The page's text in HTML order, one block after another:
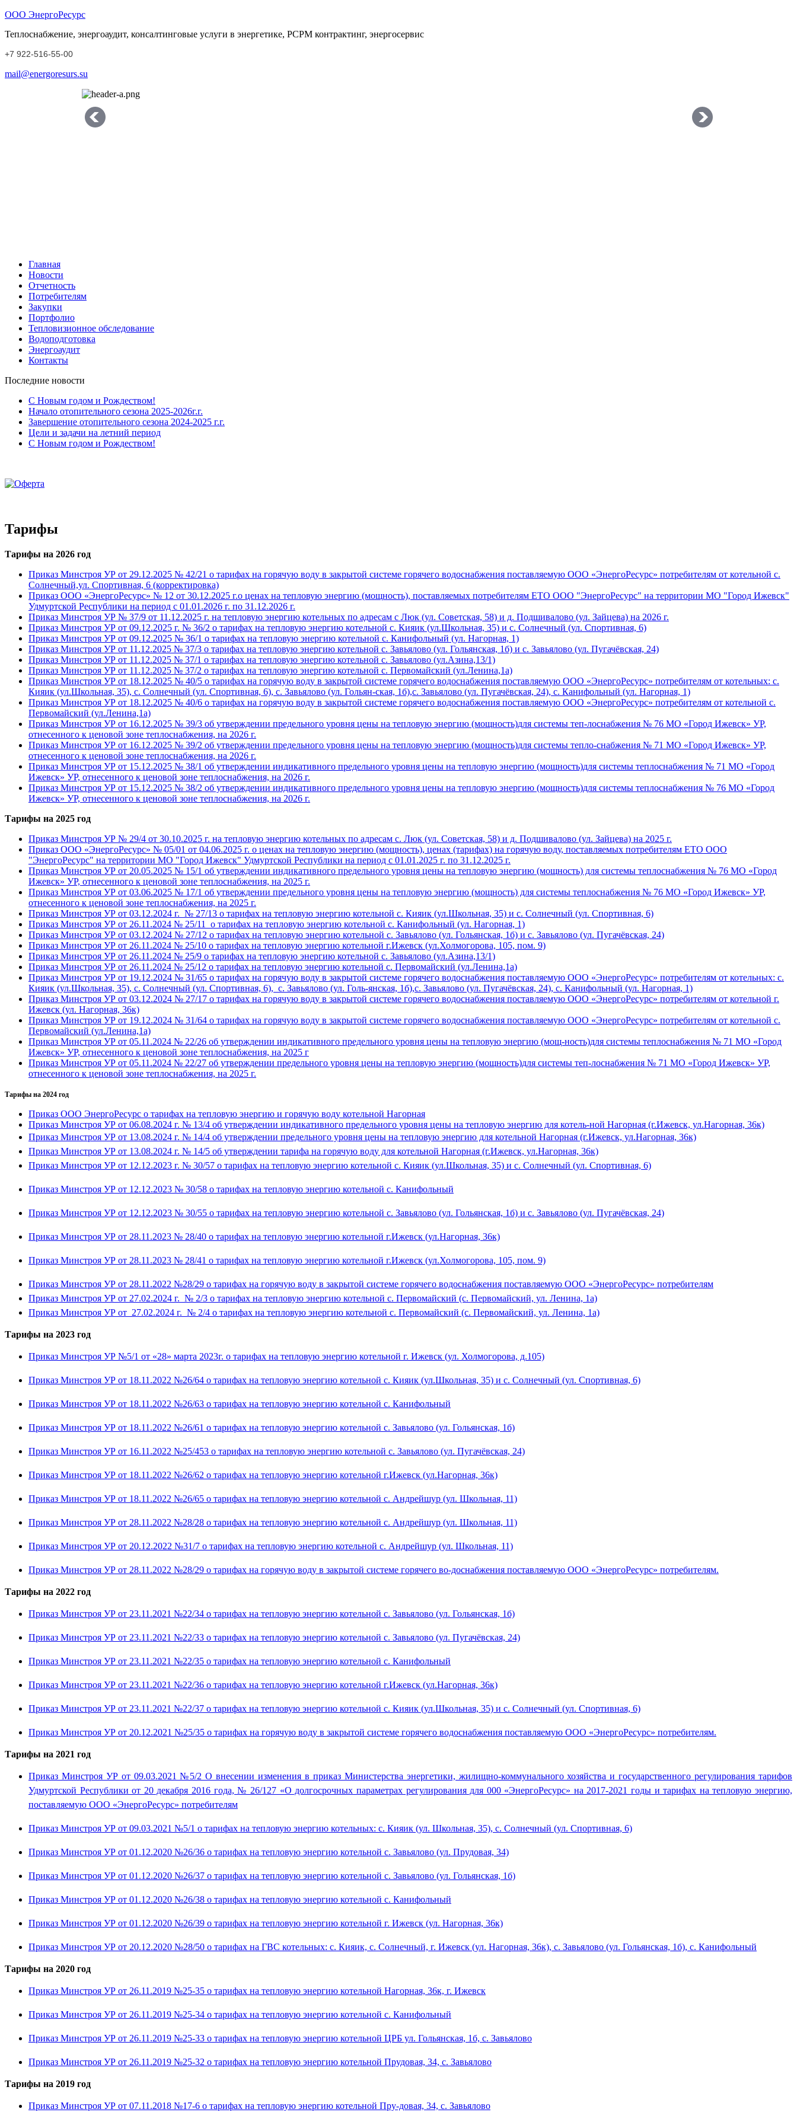
ООО ЭнергоРесурс
Теплоснабжение, энергоаудит, консалтинговые услуги в энергетике, РСРМ контрактинг, энергосервис
+7 922-516-55-00
mail@energoresurs.su
Главная
Новости
Отчетность
Потребителям
Закупки
Портфолио
Тепловизионное обследование
Водоподготовка
Энергоаудит
Контакты
Последние новости
С Новым годом и Рождеством!
Начало отопительного сезона 2025-2026г.г.
Завершение отопительного сезона 2024-2025 г.г.
Цели и задачи на летний период
С Новым годом и Рождеством!
Тарифы
Тарифы на 2026 год
Приказ Минстроя УР от 29.12.2025 № 42/21 о тарифах на горячую воду в закрытой системе горячего водоснабжения поставляемую ООО «ЭнергоРесурс» потребителям от котельной с.
Солнечный,ул. Спортивная, 6 (корректировка)
Приказ ООО «ЭнергоРесурс» № 12 от 30.12.2025 г.о ценах на тепловую энергию (мощность), поставляемых потребителям ЕТО ООО "ЭнергоРесурс" на территории МО "Город Ижевск"
Удмуртской Республики на период с 01.01.2026 г. по 31.12.2026 г.
Приказ Минстроя УР № 37/9 от 11.12.2025 г. на тепловую энергию котельных по адресам с Люк (ул. Советская, 58) и д. Подшивалово (ул. Зайцева) на 2026 г.
Приказ Минстроя УР от 09.12.2025 г. № 36/2 о тарифах на тепловую энергию котельной с. Кияик (ул.Школьная, 35) и с. Солнечный (ул. Спортивная, 6)
Приказ Минстроя УР от 09.12.2025 № 36/1 о тарифах на тепловую энергию котельной с. Канифольный (ул. Нагорная, 1)
Приказ Минстроя УР от 11.12.2025 № 37/3 о тарифах на тепловую энергию котельной с. Завьялово (ул. Гольянская, 1б) и с. Завьялово (ул. Пугачёвская, 24)
Приказ Минстроя УР от 11.12.2025 № 37/1 о тарифах на тепловую энергию котельной с. Завьялово (ул.Азина,13/1)
Приказ Минстроя УР от 11.12.2025 № 37/2 о тарифах на тепловую энергию котельной с. Первомайский (ул.Ленина,1а)
Приказ Минстроя УР от 18.12.2025 № 40/5 о тарифах на горячую воду в закрытой системе горячего водоснабжения поставляемую ООО «ЭнергоРесурс» потребителям от котельных: с.
Кияик (ул.Школьная, 35), с. Солнечный (ул. Спортивная, 6), с. Завьялово (ул. Гольян-ская, 1б),с. Завьялово (ул. Пугачёвская, 24), с. Канифольный (ул. Нагорная, 1)
Приказ Минстроя УР от 18.12.2025 № 40/6 о тарифах на горячую воду в закрытой системе горячего водоснабжения поставляемую ООО «ЭнергоРесурс» потребителям от котельной с.
Первомайский (ул.Ленина,1а)
Приказ Минстроя УР от 16.12.2025 № 39/3 об утверждении предельного уровня цены на тепловую энергию (мощность)для системы теп-лоснабжения № 76 МО «Город Ижевск» УР,
отнесенного к ценовой зоне теплоснабжения, на 2026 г.
Приказ Минстроя УР от 16.12.2025 № 39/2 об утверждении предельного уровня цены на тепловую энергию (мощность)для системы тепло-снабжения № 71 МО «Город Ижевск» УР,
отнесенного к ценовой зоне теплоснабжения, на 2026 г.
Приказ Минстроя УР от 15.12.2025 № 38/1 об утверждении индикативного предельного уровня цены на тепловую энергию (мощность)для системы теплоснабжения № 71 МО «Город
Ижевск» УР, отнесенного к ценовой зоне теплоснабжения, на 2026 г.
Приказ Минстроя УР от 15.12.2025 № 38/2 об утверждении индикативного предельного уровня цены на тепловую энергию (мощность)для системы теплоснабжения № 76 МО «Город
Ижевск» УР, отнесенного к ценовой зоне теплоснабжения, на 2026 г.
Тарифы на 2025 год
Приказ Минстроя УР № 29/4 от 30.10.2025 г. на тепловую энергию котельных по адресам с. Люк (ул. Советская, 58) и д. Подшивалово (ул. Зайцева) на 2025 г.
Приказ ООО «ЭнергоРесурс» № 05/01 от 04.06.2025 г. о ценах на тепловую энергию (мощность), ценах (тарифах) на горячую воду, поставляемых потребителям ЕТО ООО
"ЭнергоРесурс" на территории МО "Город Ижевск" Удмуртской Республики на период с 01.01.2025 г. по 31.12.2025 г.
Приказ Минстроя УР от 20.05.2025 № 15/1 об утверждении индикативного предельного уровня цены на тепловую энергию (мощность) для системы теплоснабжения № 76 МО «Город
Ижевск» УР, отнесенного к ценовой зоне теплоснабжения, на 2025 г.
Приказ Минстроя УР от 03.06.2025 № 17/1 об утверждении предельного уровня цены на тепловую энергию (мощность) для системы теплоснабжения № 76 МО «Город Ижевск» УР,
отнесенного к ценовой зоне теплоснабжения, на 2025 г.
Приказ Минстроя УР от 03.12.2024 г. № 27/13 о тарифах на тепловую энергию котельной с. Кияик (ул.Школьная, 35) и с. Солнечный (ул. Спортивная, 6)
Приказ Минстроя УР от 26.11.2024 № 25/11 о тарифах на тепловую энергию котельной с. Канифольный (ул. Нагорная, 1)
Приказ Минстроя УР от 03.12.2024 № 27/12 о тарифах на тепловую энергию котельной с. Завьялово (ул. Гольянская, 1б) и с. Завьялово (ул. Пугачёвская, 24)
Приказ Минстроя УР от 26.11.2024 № 25/10 о тарифах на тепловую энергию котельной г.Ижевск (ул.Холмогорова, 105, пом. 9)
Приказ Минстроя УР от 26.11.2024 № 25/9 о тарифах на тепловую энергию котельной с. Завьялово (ул.Азина,13/1)
Приказ Минстроя УР от 26.11.2024 № 25/12 о тарифах на тепловую энергию котельной с. Первомайский (ул.Ленина,1а)
Приказ Минстроя УР от 19.12.2024 № 31/65 о тарифах на горячую воду в закрытой системе горячего водоснабжения поставляемую ООО «ЭнергоРесурс» потребителям от котельных: с.
Кияик (ул.Школьная, 35), с. Солнечный (ул. Спортивная, 6), с. Завьялово (ул. Голь-янская, 1б),с. Завьялово (ул. Пугачёвская, 24), с. Канифольный (ул. Нагорная, 1)
Приказ Минстроя УР от 03.12.2024 № 27/17 о тарифах на горячую воду в закрытой системе горячего водоснабжения поставляемую ООО «ЭнергоРесурс» потребителям от котельной г.
Ижевск (ул. Нагорная, 36к)
Приказ Минстроя УР от 19.12.2024 № 31/64 о тарифах на горячую воду в закрытой системе горячего водоснабжения поставляемую ООО «ЭнергоРесурс» потребителям от котельной с.
Первомайский (ул.Ленина,1а)
Приказ Минстроя УР от 05.11.2024 № 22/26 об утверждении индикативного предельного уровня цены на тепловую энергию (мощ-ность)для системы теплоснабжения № 71 МО «Город
Ижевск» УР, отнесенного к ценовой зоне теплоснабжения, на 2025 г
Приказ Минстроя УР от 05.11.2024 № 22/27 об утверждении предельного уровня цены на тепловую энергию (мощность)для системы теп-лоснабжения № 71 МО «Город Ижевск» УР,
отнесенного к ценовой зоне теплоснабжения, на 2025 г.
Тарифы на 2024 год
Приказ ООО ЭнергоРесурс о тарифах на тепловую энергию и горячую воду котельной Нагорная
Приказ Минстроя УР от 06.08.2024 г. № 13/4 об утверждении индикативного предельного уровня цены на тепловую энергию для котель-ной Нагорная (г.Ижевск, ул.Нагорная, 36к)
Приказ Минстроя УР от 13.08.2024 г. № 14/4 об утверждении предельного уровня цены на тепловую энергию для котельной Нагорная (г.Ижевск, ул.Нагорная, 36к)
Приказ Минстроя УР от 13.08.2024 г. № 14/5 об утверждении тарифа на горячую воду для котельной Нагорная (г.Ижевск, ул.Нагорная, 36к)
Приказ Минстроя УР от 12.12.2023 г. № 30/57 о тарифах на тепловую энергию котельной с. Кияик (ул.Школьная, 35) и с. Солнечный (ул. Спортивная, 6)
Приказ Минстроя УР от 12.12.2023 № 30/58 о тарифах на тепловую энергию котельной с. Канифольный
Приказ Минстроя УР от 12.12.2023 № 30/55 о тарифах на тепловую энергию котельной с. Завьялово (ул. Гольянская, 1б) и с. Завьялово (ул. Пугачёвская, 24)
Приказ Минстроя УР от 28.11.2023 № 28/40 о тарифах на тепловую энергию котельной г.Ижевск (ул.Нагорная, 36к)
Приказ Минстроя УР от 28.11.2023 № 28/41 о тарифах на тепловую энергию котельной г.Ижевск (ул.Холмогорова, 105, пом. 9)
Приказ Минстроя УР от 28.11.2022 №28/29 о тарифах на горячую воду в закрытой системе горячего водоснабжения поставляемую ООО «ЭнергоРесурс» потребителям
Приказ Минстроя УР от 27.02.2024 г. № 2/3 о тарифах на тепловую энергию котельной с. Первомайский (с. Первомайский, ул. Ленина, 1а)
Приказ Минстроя УР от 27.02.2024 г. № 2/4 о тарифах на тепловую энергию котельной с. Первомайский (с. Первомайский, ул. Ленина, 1а)
Тарифы на 2023 год
Приказ Минстроя УР №5/1 от «28» марта 2023г. о тарифах на тепловую энергию котельной г. Ижевск (ул. Холмогорова, д.105)
Приказ Минстроя УР от 18.11.2022 №26/64 о тарифах на тепловую энергию котельной с. Кияик (ул.Школьная, 35) и с. Солнечный (ул. Спортивная, 6)
Приказ Минстроя УР от 18.11.2022 №26/63 о тарифах на тепловую энергию котельной с. Канифольный
Приказ Минстроя УР от 18.11.2022 №26/61 о тарифах на тепловую энергию котельной с. Завьялово (ул. Гольянская, 1б)
Приказ Минстроя УР от 16.11.2022 №25/453 о тарифах на тепловую энергию котельной с. Завьялово (ул. Пугачёвская, 24)
Приказ Минстроя УР от 18.11.2022 №26/62 о тарифах на тепловую энергию котельной г.Ижевск (ул.Нагорная, 36к)
Приказ Минстроя УР от 18.11.2022 №26/65 о тарифах на тепловую энергию котельной с. Андрейшур (ул. Школьная, 11)
Приказ Минстроя УР от 28.11.2022 №28/28 о тарифах на тепловую энергию котельной с. Андрейшур (ул. Школьная, 11)
Приказ Минстроя УР от 20.12.2022 №31/7 о тарифах на тепловую энергию котельной с. Андрейшур (ул. Школьная, 11)
Приказ Минстроя УР от 28.11.2022 №28/29 о тарифах на горячую воду в закрытой системе горячего во-доснабжения поставляемую ООО «ЭнергоРесурс» потребителям.
Тарифы на 2022 год
Приказ Минстроя УР от 23.11.2021 №22/34 о тарифах на тепловую энергию котельной с. Завьялово (ул. Гольянская, 1б)
Приказ Минстроя УР от 23.11.2021 №22/33 о тарифах на тепловую энергию котельной с. Завьялово (ул. Пугачёвская, 24)
Приказ Минстроя УР от 23.11.2021 №22/35 о тарифах на тепловую энергию котельной с. Канифольный
Приказ Минстроя УР от 23.11.2021 №22/36 о тарифах на тепловую энергию котельной г.Ижевск (ул.Нагорная, 36к)
Приказ Минстроя УР от 23.11.2021 №22/37 о тарифах на тепловую энергию котельной с. Кияик (ул.Школьная, 35) и с. Солнечный (ул. Спортивная, 6)
Приказ Минстроя УР от 20.12.2021 №25/35 о тарифах на горячую воду в закрытой системе горячего водоснабжения поставляемую ООО «ЭнергоРесурс» потребителям.
Тарифы на 2021 год
Приказ Минстроя УР от 09.03.2021 №5/2 О внесении изменения в приказ Министерства энергетики, жилищно-коммунального хозяйства и государственного регулирования тарифов
Удмуртской Республики от 20 декабря 2016 года, № 26/127 «О долгосрочных параметрах регулирования для 000 «ЭнергоРесурс» на 2017-2021 годы и тарифах на тепловую энергию,
поставляемую ООО «ЭнергоРесурс» потребителям
Приказ Минстроя УР от 09.03.2021 №5/1 о тарифах на тепловую энергию котельных: с. Кияик (ул. Школьная, 35), с. Солнечный (ул. Спортивная, 6)
Приказ Минстроя УР от 01.12.2020 №26/36 о тарифах на тепловую энергию котельной с. Завьялово (ул. Прудовая, 34)
Приказ Минстроя УР от 01.12.2020 №26/37 о тарифах на тепловую энергию котельной с. Завьялово (ул. Гольянская, 1б)
Приказ Минстроя УР от 01.12.2020 №26/38 о тарифах на тепловую энергию котельной с. Канифольный
Приказ Минстроя УР от 01.12.2020 №26/39 о тарифах на тепловую энергию котельной г. Ижевск (ул. Нагорная, 36к)
Приказ Минстроя УР от 20.12.2020 №28/50 о тарифах на ГВС котельных: с. Кияик, с. Солнечный, г. Ижевск (ул. Нагорная, 36к), с. Завьялово (ул. Гольянская, 1б), с. Канифольный
Тарифы на 2020 год
Приказ Минстроя УР от 26.11.2019 №25-35 о тарифах на тепловую энергию котельной Нагорная, 36к, г. Ижевск
Приказ Минстроя УР от 26.11.2019 №25-34 о тарифах на тепловую энергию котельной с. Канифольный
Приказ Минстроя УР от 26.11.2019 №25-33 о тарифах на тепловую энергию котельной ЦРБ ул. Гольянская, 1б, с. Завьялово
Приказ Минстроя УР от 26.11.2019 №25-32 о тарифах на тепловую энергию котельной Прудовая, 34, с. Завьялово
Тарифы на 2019 год
Приказ Минстроя УР от 07.11.2018 №17-6 о тарифах на тепловую энергию котельной Пру-довая, 34, с. Завьялово